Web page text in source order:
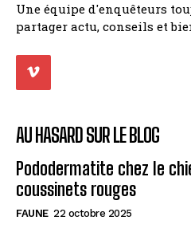
Une équipe d'enquêteurs
partager actu, conseils et
AU HASARD SUR LE BLOG
Pododermatite chez le
coussinets rouges
FAUNE 22 octobre 2025